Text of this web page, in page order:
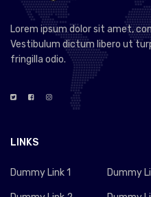
Lorem ipsum dolor sit amet,
Vestibulum dictum libero ut
fringilla odio.
LINKS
Dummy Link 1 Dummy